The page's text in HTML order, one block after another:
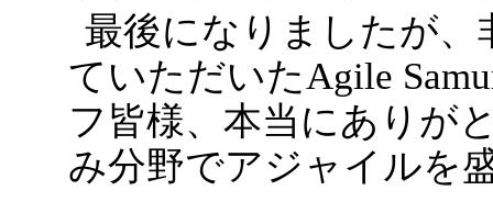
最後になりましたが
ていただいたAgile
フ皆様、本当にありが
み分野でアジャイルを